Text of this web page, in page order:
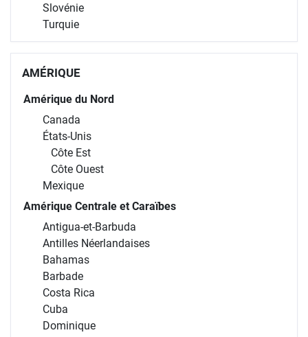
Slovénie
Turquie
AMÉRIQUE
Amérique du Nord
Canada
États-Unis
Côte Est
Côte Ouest
Mexique
Amérique Centrale et Caraïbes
Antigua-et-Barbuda
Antilles Néerlandaises
Bahamas
Barbade
Costa Rica
Cuba
Dominique